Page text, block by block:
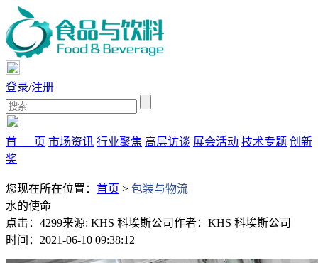
登录/注册
首 页 市场资讯 行业聚焦 高层访谈 展会活动 技术专题 创新
奖
您现在所在位置： 首页 > 包装与物流
水的使命
点击：4299来源: KHS 科埃斯公司作者：KHS 科埃斯公司
时间：2021-06-10 09:38:12